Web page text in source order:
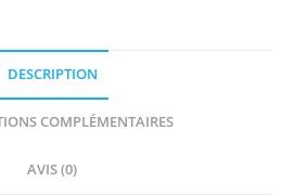
DESCRIPTION
COMPLÉMENTAIRES
AVIS (0)